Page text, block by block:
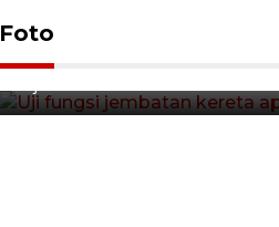
Foto
Uji fungsi jembatan
di Jember